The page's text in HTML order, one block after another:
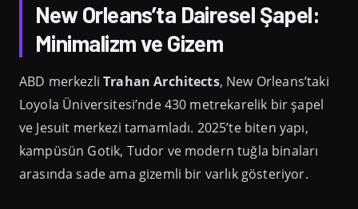
New Orleans’ta Dairesel Şapel:
Minimalizm ve Gizem
ABD merkezliTrahan Architects, New Orleans’taki
Loyola Üniversitesi’nde 430 metrekarelik bir şapel
ve Jesuit merkezi tamamladı. 2025’te biten yapı,
kampüsün Gotik, Tudor ve modern tuğla binaları
arasında sade ama gizemli bir varlık gösteriyor.